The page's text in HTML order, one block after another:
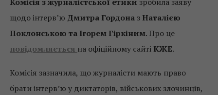
щодо інтерв’ю Дмитра Гордона з Наталією
Поклонською та Ігорем Гіркіним. Про це
повідомляється на офіційному сайті КЖЕ.
Комісія зазначила, що журналісти мають право
брати інтерв’ю у диктаторів, військових злочинців,